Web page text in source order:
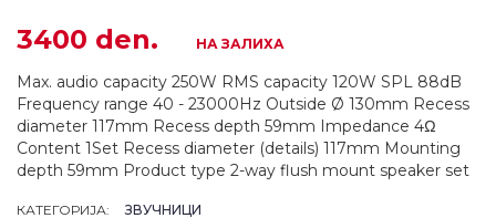
3400 den. НА ЗАЛИХА
Max. audio capacity 250W RMS capacity 120W SPL 88dB
Frequency range 40 - 23000Hz Outside Ø 130mm Recess
diameter 117mm Recess depth 59mm Impedance 4Ω
Content 1Set Recess diameter (details) 117mm Mounting
depth 59mm Product type 2-way flush mount speaker set
КАТЕГОРИЈА: ЗВУЧНИЦИ